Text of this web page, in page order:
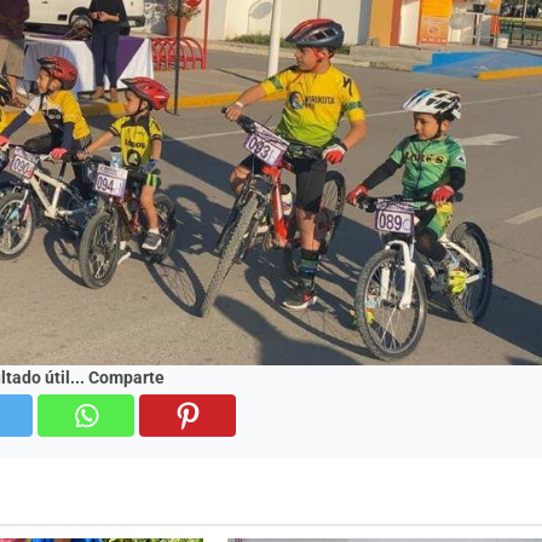
útil... Comparte
mujer
Ciudad Valles
Nueva directora
INMUVI da inicio a
labores con
ciudadanos y
de programas
5 agosto 2026 Redacción